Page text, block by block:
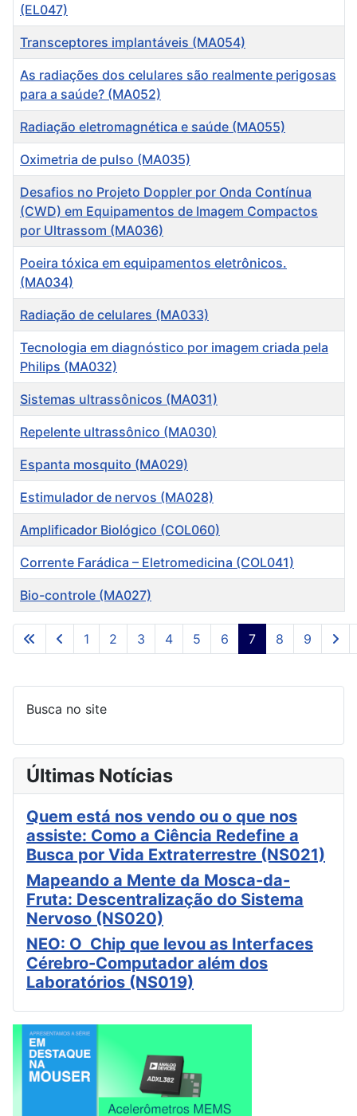
Artigos
(EL047)
Transceptores implantáveis (MA054)
As radiações dos celulares são realmente perigosas
para a saúde? (MA052)
Radiação eletromagnética e saúde (MA055)
Oximetria de pulso (MA035)
Desafios no Projeto Doppler por Onda Contínua
(CWD) em Equipamentos de Imagem Compactos
por Ultrassom (MA036)
Poeira tóxica em equipamentos eletrônicos.
(MA034)
Radiação de celulares (MA033)
Tecnologia em diagnóstico por imagem criada pela
Philips (MA032)
Sistemas ultrassônicos (MA031)
Repelente ultrassônico (MA030)
Espanta mosquito (MA029)
Estimulador de nervos (MA028)
Amplificador Biológico (COL060)
Corrente Farádica – Eletromedicina (COL041)
Bio-controle (MA027)
Página 7 de 9
1 2 3 4 5 6 7 8 9
Busca no site
Últimas Notícias
Quem está nos vendo ou o que nos
assiste: Como a Ciência Redefine a
Busca por Vida Extraterrestre (NS021)
Mapeando a Mente da Mosca-da-
Fruta: Descentralização do Sistema
Nervoso (NS020)
NEO: O Chip que levou as Interfaces
Cérebro-Computador além dos
Laboratórios (NS019)